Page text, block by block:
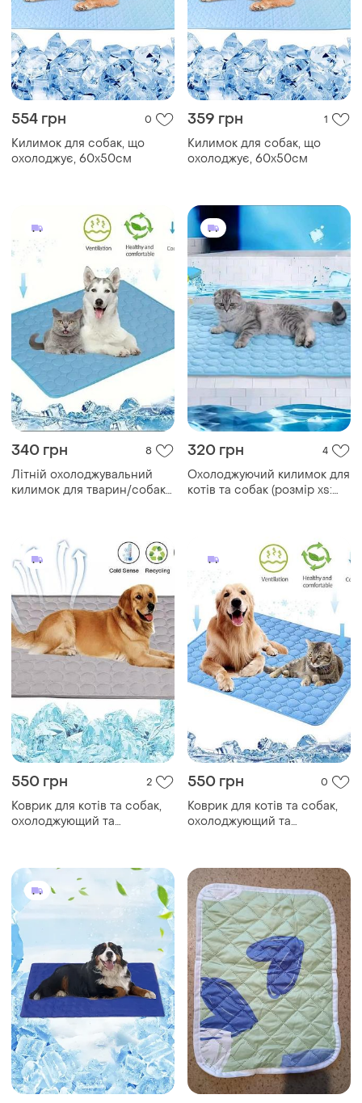
554 грн 0
Килимок для собак, що
охолоджує, 60х50см
359 грн 1
Килимок для собак, що
охолоджує, 60х50см
340 грн 8
Літній охолоджувальний
килимок для тварин/собак/
320 грн 4
Охолоджуючий килимок для
котів та собак (розмір xs:
550 грн 2
Коврик для котів та собак,
охолоджующий та
40*30, сірий, нейлон
550 грн 0
Коврик для котів та собак,
охолоджующий та
40*30, синій, нейлон